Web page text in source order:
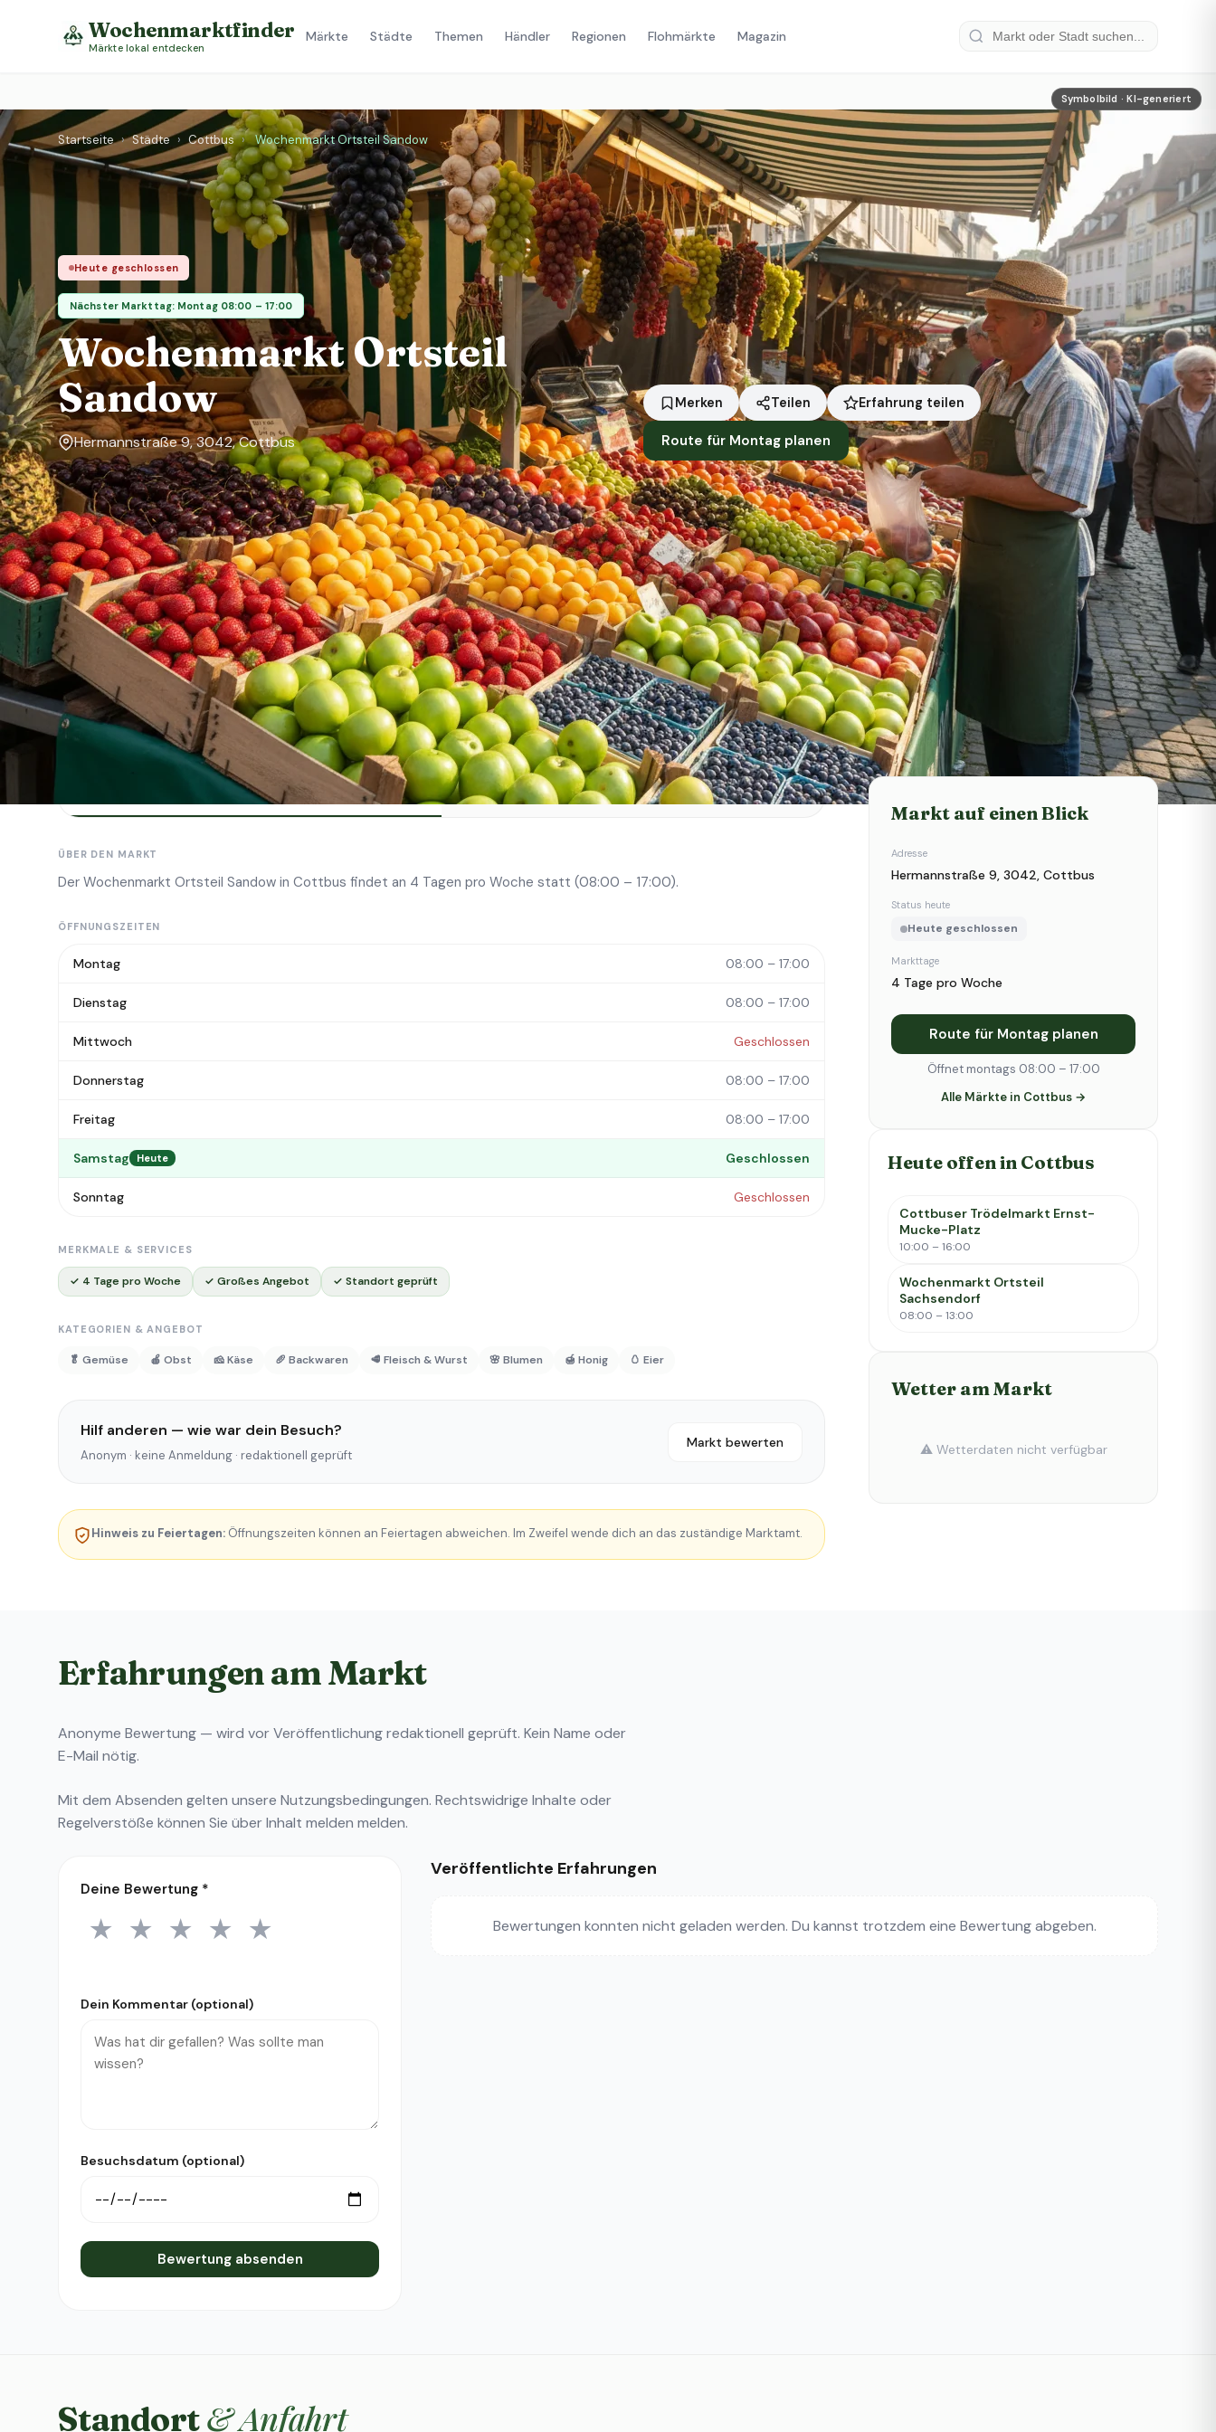
Wochenmarktfinder
Märkte lokal entdecken
Märkte Städte Themen Händler Regionen Flohmärkte Magazin
Symbolbild · KI-generiert
Startseite › Städte › Cottbus › Wochenmarkt Ortsteil Sandow
Heute geschlossen
Nächster Markttag: Montag 08:00 – 17:00
Wochenmarkt Ortsteil
Sandow
Hermannstraße 9, 3042, Cottbus
Merken Teilen Erfahrung teilen
Route für Montag planen
Symbolbild · KI-generiert
Markttage
Montag, Dienstag, Donnerstag, Freitag
Standort
Cottbus
Status heute
Heute geschlossen
Über den Markt Händler
ÜBER DEN MARKT
Der Wochenmarkt Ortsteil Sandow in Cottbus findet an 4 Tagen pro Woche statt (08:00 – 17:00).
ÖFFNUNGSZEITEN
Montag 08:00 – 17:00
Dienstag 08:00 – 17:00
Mittwoch Geschlossen
Donnerstag 08:00 – 17:00
Freitag 08:00 – 17:00
Samstag Heute Geschlossen
Sonntag Geschlossen
MERKMALE & SERVICES
✓ 4 Tage pro Woche ✓ Großes Angebot ✓ Standort geprüft
KATEGORIEN & ANGEBOT
🥬 Gemüse 🍎 Obst 🧀 Käse 🥖 Backwaren 🥩 Fleisch & Wurst 🌸 Blumen 🍯 Honig 🥚 Eier
Hilf anderen — wie war dein Besuch?
Anonym · keine Anmeldung · redaktionell geprüft
Markt bewerten
Hinweis zu Feiertagen: Öffnungszeiten können an Feiertagen abweichen. Im Zweifel wende dich an das zuständige Marktamt.
Markt auf einen Blick
Adresse
Hermannstraße 9, 3042, Cottbus
Status heute
Heute geschlossen
Markttage
4 Tage pro Woche
Route für Montag planen
Öffnet montags 08:00 – 17:00
Alle Märkte in Cottbus →
Heute offen in Cottbus
Cottbuser Trödelmarkt Ernst-
Mucke-Platz
10:00 – 16:00
Wochenmarkt Ortsteil
Sachsendorf
08:00 – 13:00
Wetter am Markt
⚠️ Wetterdaten nicht verfügbar
Erfahrungen am Markt
Anonyme Bewertung — wird vor Veröffentlichung redaktionell geprüft. Kein Name oder
E-Mail nötig.
Mit dem Absenden gelten unsere Nutzungsbedingungen. Rechtswidrige Inhalte oder
Regelverstöße können Sie überInhalt melden melden.
Deine Bewertung *
1 Stern
★ 2 Sterne
★ 3 Sterne
★ 4 Sterne
★ 5 Sterne
★
Dein Kommentar (optional)
Besuchsdatum (optional)
Bewertung absenden
Veröffentlichte Erfahrungen
Bewertungen konnten nicht geladen werden. Du kannst trotzdem eine Bewertung abgeben.
Standort& Anfahrt